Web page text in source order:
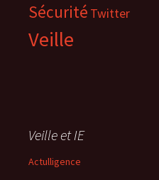
Sécurité Twitter
Veille
Veille et IE
Actulligence